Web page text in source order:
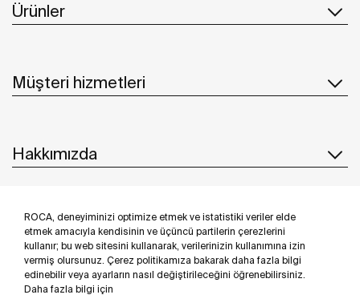
ROCA, deneyiminizi optimize etmek ve istatistiki veriler elde
etmek amacıyla kendisinin ve üçüncü partilerin çerezlerini
kullanır; bu web sitesini kullanarak, verilerinizin kullanımına izin
vermiş olursunuz. Çerez politikamıza bakarak daha fazla bilgi
edinebilir veya ayarların nasıl değiştirileceğini öğrenebilirsiniz.
Daha fazla bilgi için
Ürünler
Müşteri hizmetleri
Hakkımızda
İlham & Fikirler
Bizi takip edin